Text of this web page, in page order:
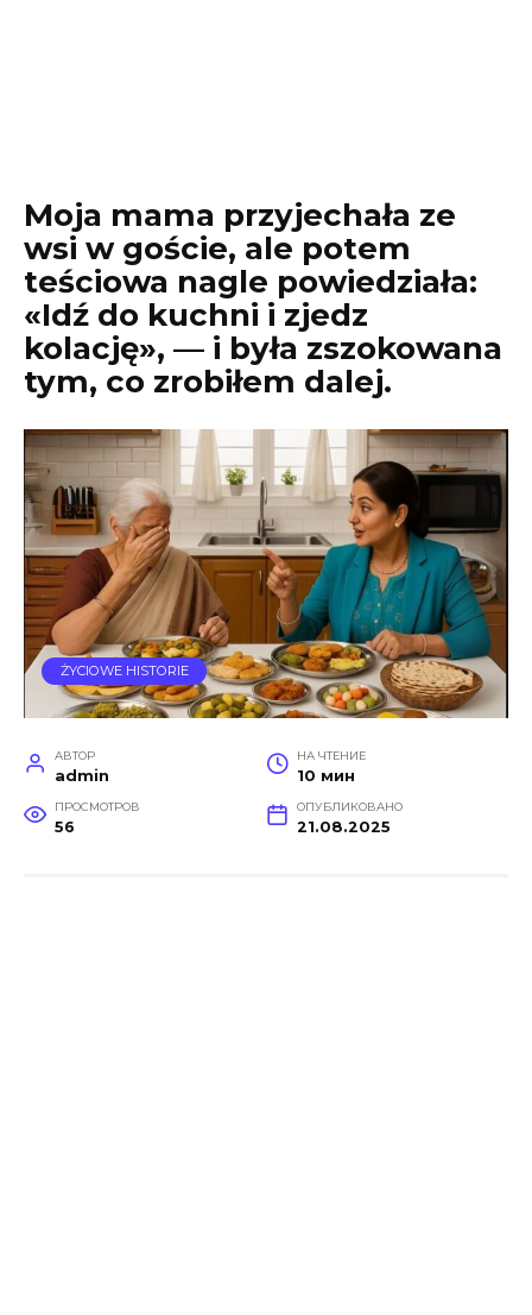
Moja mama przyjechała ze
wsi w goście, ale potem
teściowa nagle powiedziała:
«Idź do kuchni i zjedz
kolację», — i była zszokowana
tym, co zrobiłem dalej.
ŻYCIOWE HISTORIE
АВТОР
admin
НА ЧТЕНИЕ
10 мин
ПРОСМОТРОВ
56
ОПУБЛИКОВАНО
21.08.2025